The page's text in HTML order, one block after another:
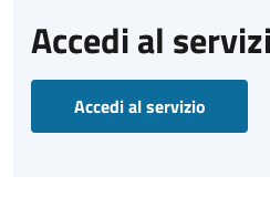
Accedi al
Accedi al servizio